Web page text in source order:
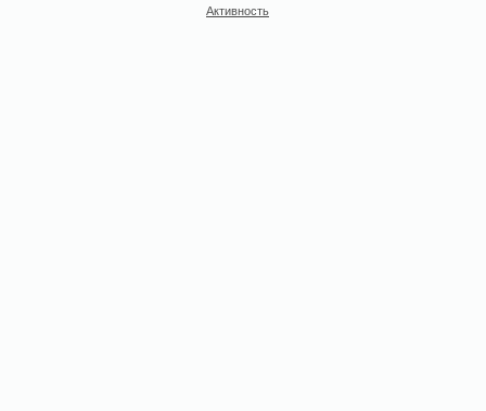
Активность